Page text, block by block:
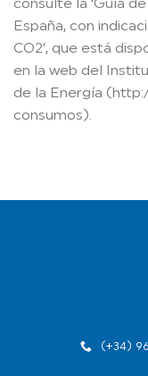
consulte la ‘Guía
España, con
CO2’, que está
en la web del
de la Energía
consumos).
(+34)